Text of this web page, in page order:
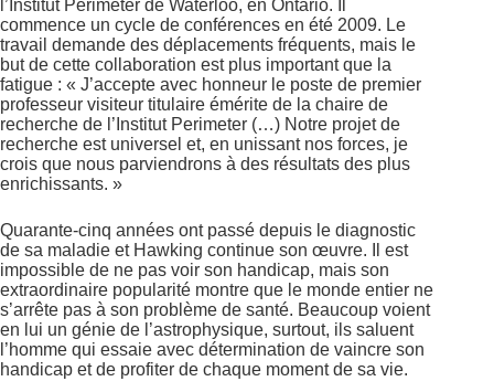
l’Institut Perimeter de Waterloo, en Ontario. Il
commence un cycle de conférences en été 2009. Le
travail demande des déplacements fréquents, mais le
but de cette collaboration est plus important que la
fatigue : « J’accepte avec honneur le poste de premier
professeur visiteur titulaire émérite de la chaire de
recherche de l’Institut Perimeter (…) Notre projet de
recherche est universel et, en unissant nos forces, je
crois que nous parviendrons à des résultats des plus
enrichissants. »
Quarante-cinq années ont passé depuis le diagnostic
de sa maladie et Hawking continue son œuvre. Il est
impossible de ne pas voir son handicap, mais son
extraordinaire popularité montre que le monde entier ne
s’arrête pas à son problème de santé. Beaucoup voient
en lui un génie de l’astrophysique, surtout, ils saluent
l’homme qui essaie avec détermination de vaincre son
handicap et de profiter de chaque moment de sa vie.